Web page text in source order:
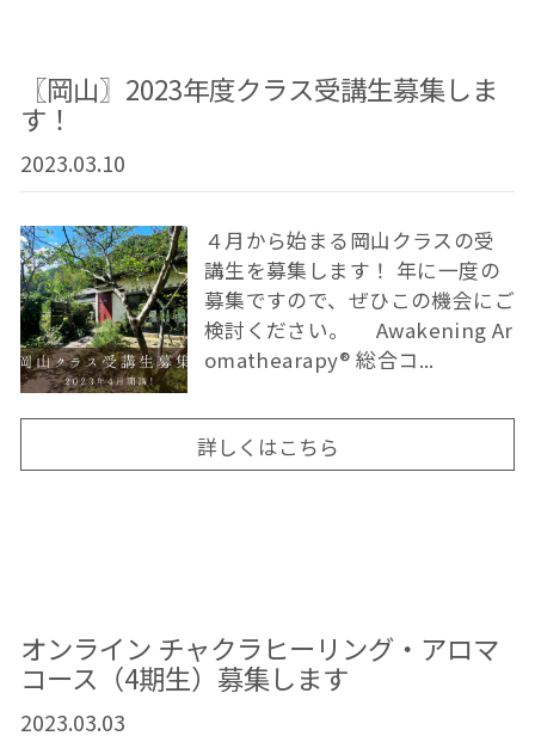
〖岡山〗2023年度クラス受講生募集しま
す！
2023.03.10
４月から始まる岡山クラスの受
講生を募集します！ 年に一度の
募集ですので、ぜひこの機会にご
検討ください。 Awakening Ar
omathearapy® 総合コ...
詳しくはこちら
オンライン チャクラヒーリング・アロマ
コース（4期生）募集します
2023.03.03